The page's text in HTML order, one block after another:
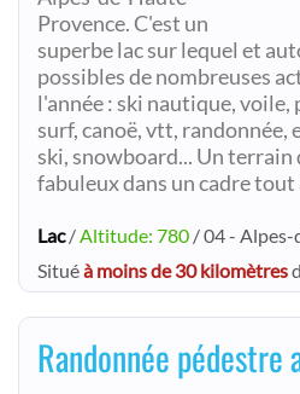
Provence. C'est un
superbe lac sur lequel et
possibles de nombreuses
l'année : ski nautique, voile,
surf, canoë, vtt, randonnée,
ski, snowboard... Un terrain
fabuleux dans un cadre
Lac/Altitude: 780 / 04 -
Situéà moins de 30 kilomètres
Randonnée pédestre